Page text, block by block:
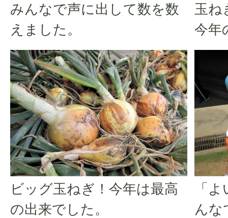
みんなで声に出して数を数
えました。
玉ね
今年
ビッグ玉ねぎ！今年は最高
の出来でした。
「
んな